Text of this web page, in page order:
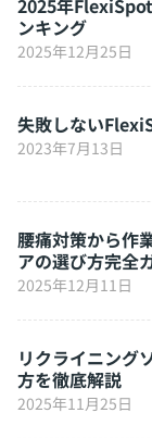
ンキング
2025年12月25日
失敗しない
2023年7月13日
腰痛対策から作
アの選び方完全
2025年12月11日
リクライニング
方を徹底解説
2025年11月25日